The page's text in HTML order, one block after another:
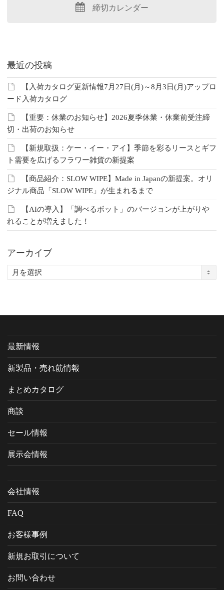
締切カレンダー
最近の投稿
【入荷カタログ更新情報7月27日(月)～8月3日(月)アップロ
ード入荷カタログ
【重要：休業のお知らせ】2026夏季休業・休業前受注締
切・出荷のお知らせ
【新規取扱：ケー・イー・アイ】季節を彩るリースとギフ
ト需要を広げるフラワー雑貨の新提案
【商品紹介：SLOW WIPE】Made in Japanの新提案。オリ
ジナル商品「SLOW WIPE」が生まれるまで
【AIの導入】「調べるボット」のバージョンが上がりや
れることが増えました！
アーカイブ
ア
ー
最新情報
新製品・売れ筋情報
まとめカタログ
商談
セール情報
展示会情報
会社情報
FAQ
お客様事例
新規お取引について
お問い合わせ